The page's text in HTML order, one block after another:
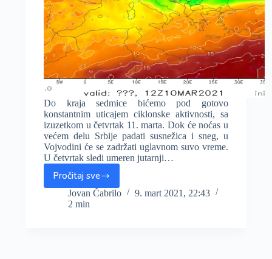
Do kraja sedmice bićemo pod gotovo
konstantnim uticajem ciklonske aktivnosti, sa
izuzetkom u četvrtak 11. marta. Dok će noćas u
većem delu Srbije padati susnežica i sneg, u
Vojvodini će se zadržati uglavnom suvo vreme.
U četvrtak sledi umeren jutarnji…
Pročitaj sve
U
nastavku
sedmice
Jovan Čabrilo
9. mart 2021, 22:43
2 min